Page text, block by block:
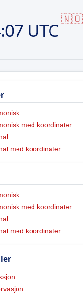
🇳🇴
UTC
med koordinater
med koordinater
med koordinater
med koordinater